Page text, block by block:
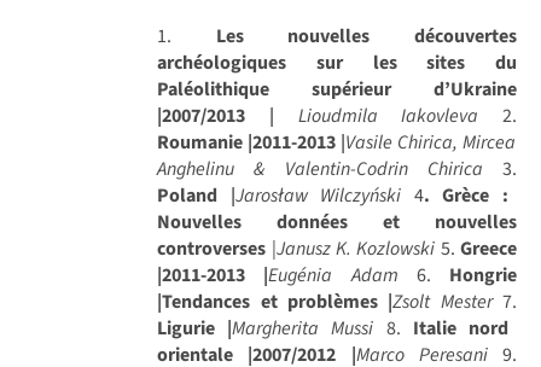
1. Les nouvelles découvertes
archéologiques sur les sites du
Paléolithique supérieur d’Ukraine
|2007/2013 | Lioudmila Iakovleva 2.
Roumanie |2011-2013 |Vasile Chirica, Mircea
Anghelinu & Valentin-Codrin Chirica 3.
Poland |Jarosław Wilczyński 4. Grèce :
Nouvelles données et nouvelles
controverses |Janusz K. Kozlowski 5. Greece
|2011-2013 |Eugénia Adam 6. Hongrie
|Tendances et problèmes |Zsolt Mester7.
Ligurie |Margherita Mussi 8. Italie nord
orientale |2007/2012 |Marco Peresani9.